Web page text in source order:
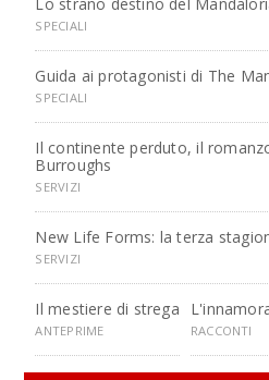
SPECIALI
Guida ai protagonisti di The
SPECIALI
Il continente perduto, il
Burroughs
SERVIZI
New Life Forms: la terza
SERVIZI
Il mestiere di strega
ANTEPRIME RACCONTI